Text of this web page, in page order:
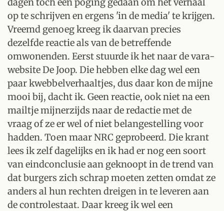
op te schrijven en ergens 'in de media' te krijgen.
Vreemd genoeg kreeg ik daarvan precies
dezelfde reactie als van de betreffende
omwonenden. Eerst stuurde ik het naar de vara-
website De Joop. Die hebben elke dag wel een
paar kwebbelverhaaltjes, dus daar kon de mijne
mooi bij, dacht ik. Geen reactie, ook niet na een
mailtje mijnerzijds naar de redactie met de
vraag of ze er wel of niet belangestelling voor
hadden. Toen maar NRC geprobeerd. Die krant
lees ik zelf dagelijks en ik had er nog een soort
van eindconclusie aan geknoopt in de trend van
dat burgers zich schrap moeten zetten omdat ze
anders al hun rechten dreigen in te leveren aan
de controlestaat. Daar kreeg ik wel een